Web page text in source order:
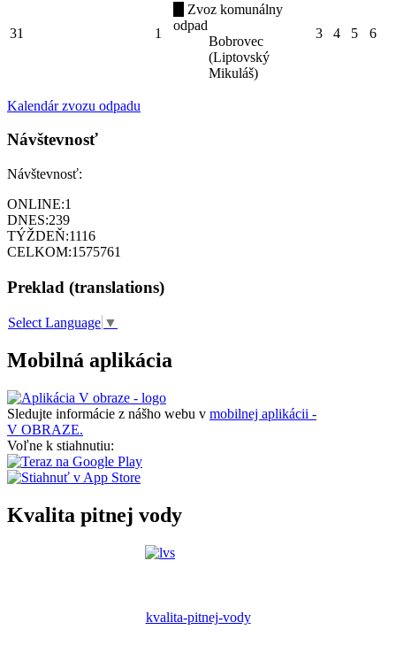
31 1
Zvoz komunálny
odpad
Bobrovec
(Liptovský
Mikuláš)
3 4 5 6
Kalendár zvozu odpadu
Návštevnosť
Návštevnosť:
ONLINE:1
DNES:239
TÝŽDEŇ:1116
CELKOM:1575761
Preklad (translations)
Select Language ▼
Mobilná aplikácia
Sledujte informácie z nášho webu v mobilnej aplikácii -
V OBRAZE.
Voľne k stiahnutiu:
Kvalita pitnej vody
kvalita-pitnej-vody